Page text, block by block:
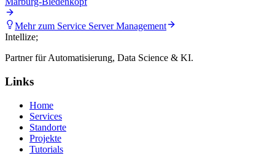
Mehr zum Service Server Management
Intellize;
Partner für Automatisierung, Data Science & KI.
Links
Home
Services
Standorte
Projekte
Tutorials